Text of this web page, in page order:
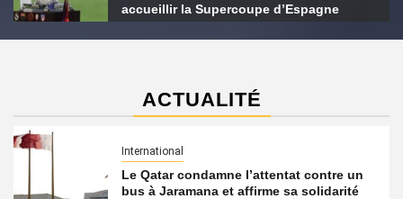
accueillir la Supercoupe d’Espagne
ACTUALITÉ
International
Le Qatar condamne l’attentat contre un
bus à Jaramana et affirme sa solidarité